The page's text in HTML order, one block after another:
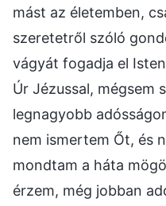
mást az életemben,
szeretetről szóló
vágyát fogadja el
Úr Jézussal, mégsem
legnagyobb
nem ismertem Őt, és
mondtam a háta
érzem, még jobban